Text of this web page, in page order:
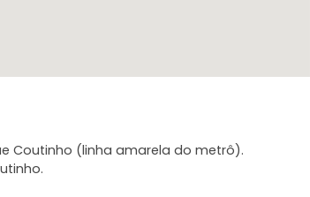
Coutinho (linha amarela do metrô).